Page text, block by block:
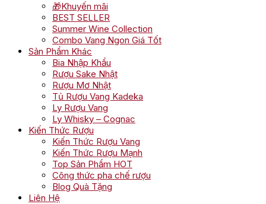
🎁Khuyến mãi
BEST SELLER
Summer Wine Collection
Combo Vang Ngon Giá Tốt
Sản Phẩm Khác
Bia Nhập Khẩu
Rượu Sake Nhật
Rượu Mơ Nhật
Tủ Rượu Vang Kadeka
Ly Rượu Vang
Ly Whisky – Cognac
Kiến Thức Rượu
Kiến Thức Rượu Vang
Kiến Thức Rượu Mạnh
Top Sản Phẩm HOT
Công thức pha chế rượu
Blog Quà Tặng
Liên Hệ